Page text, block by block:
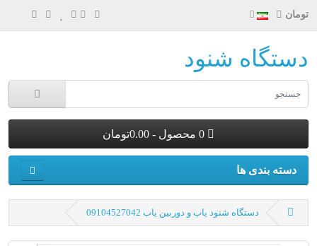
تومان
دستگاه شنود
دسته بندی ها
دستگاه شنود یاب و دوربین یاب 09104527042